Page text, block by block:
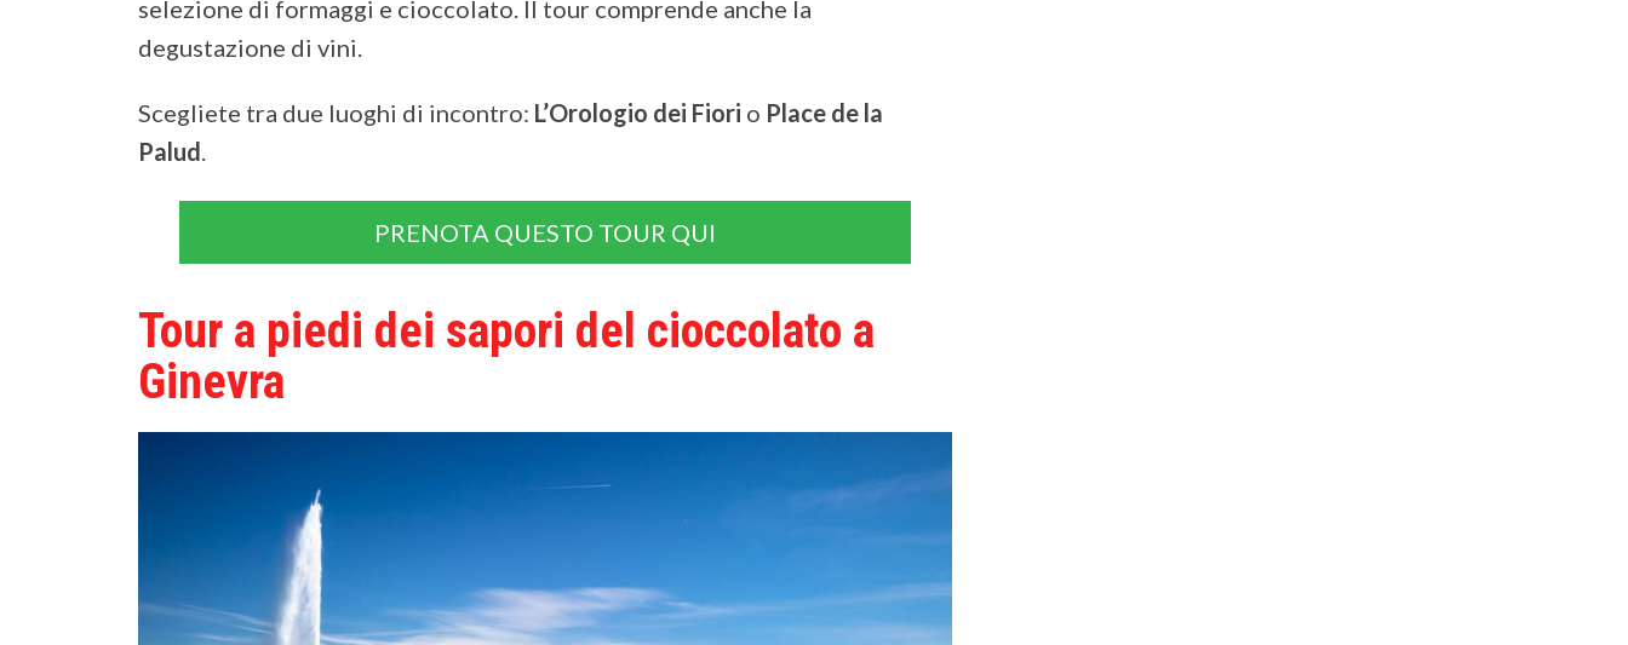
selezione di formaggi e cioccolato. Il tour comprende anche la
degustazione di vini.
Scegliete tra due luoghi di incontro: L’Orologio dei Fiori o Place de la
Palud.
PRENOTA QUESTO TOUR QUI
Tour a piedi dei sapori del cioccolato a
Ginevra